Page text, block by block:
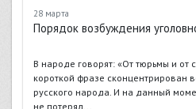
28 марта
Порядок возбуждения
В народе говорят: «От тюрьмы и от
короткой фразе сконцентрирован
русского народа. И на данный
не потерял...